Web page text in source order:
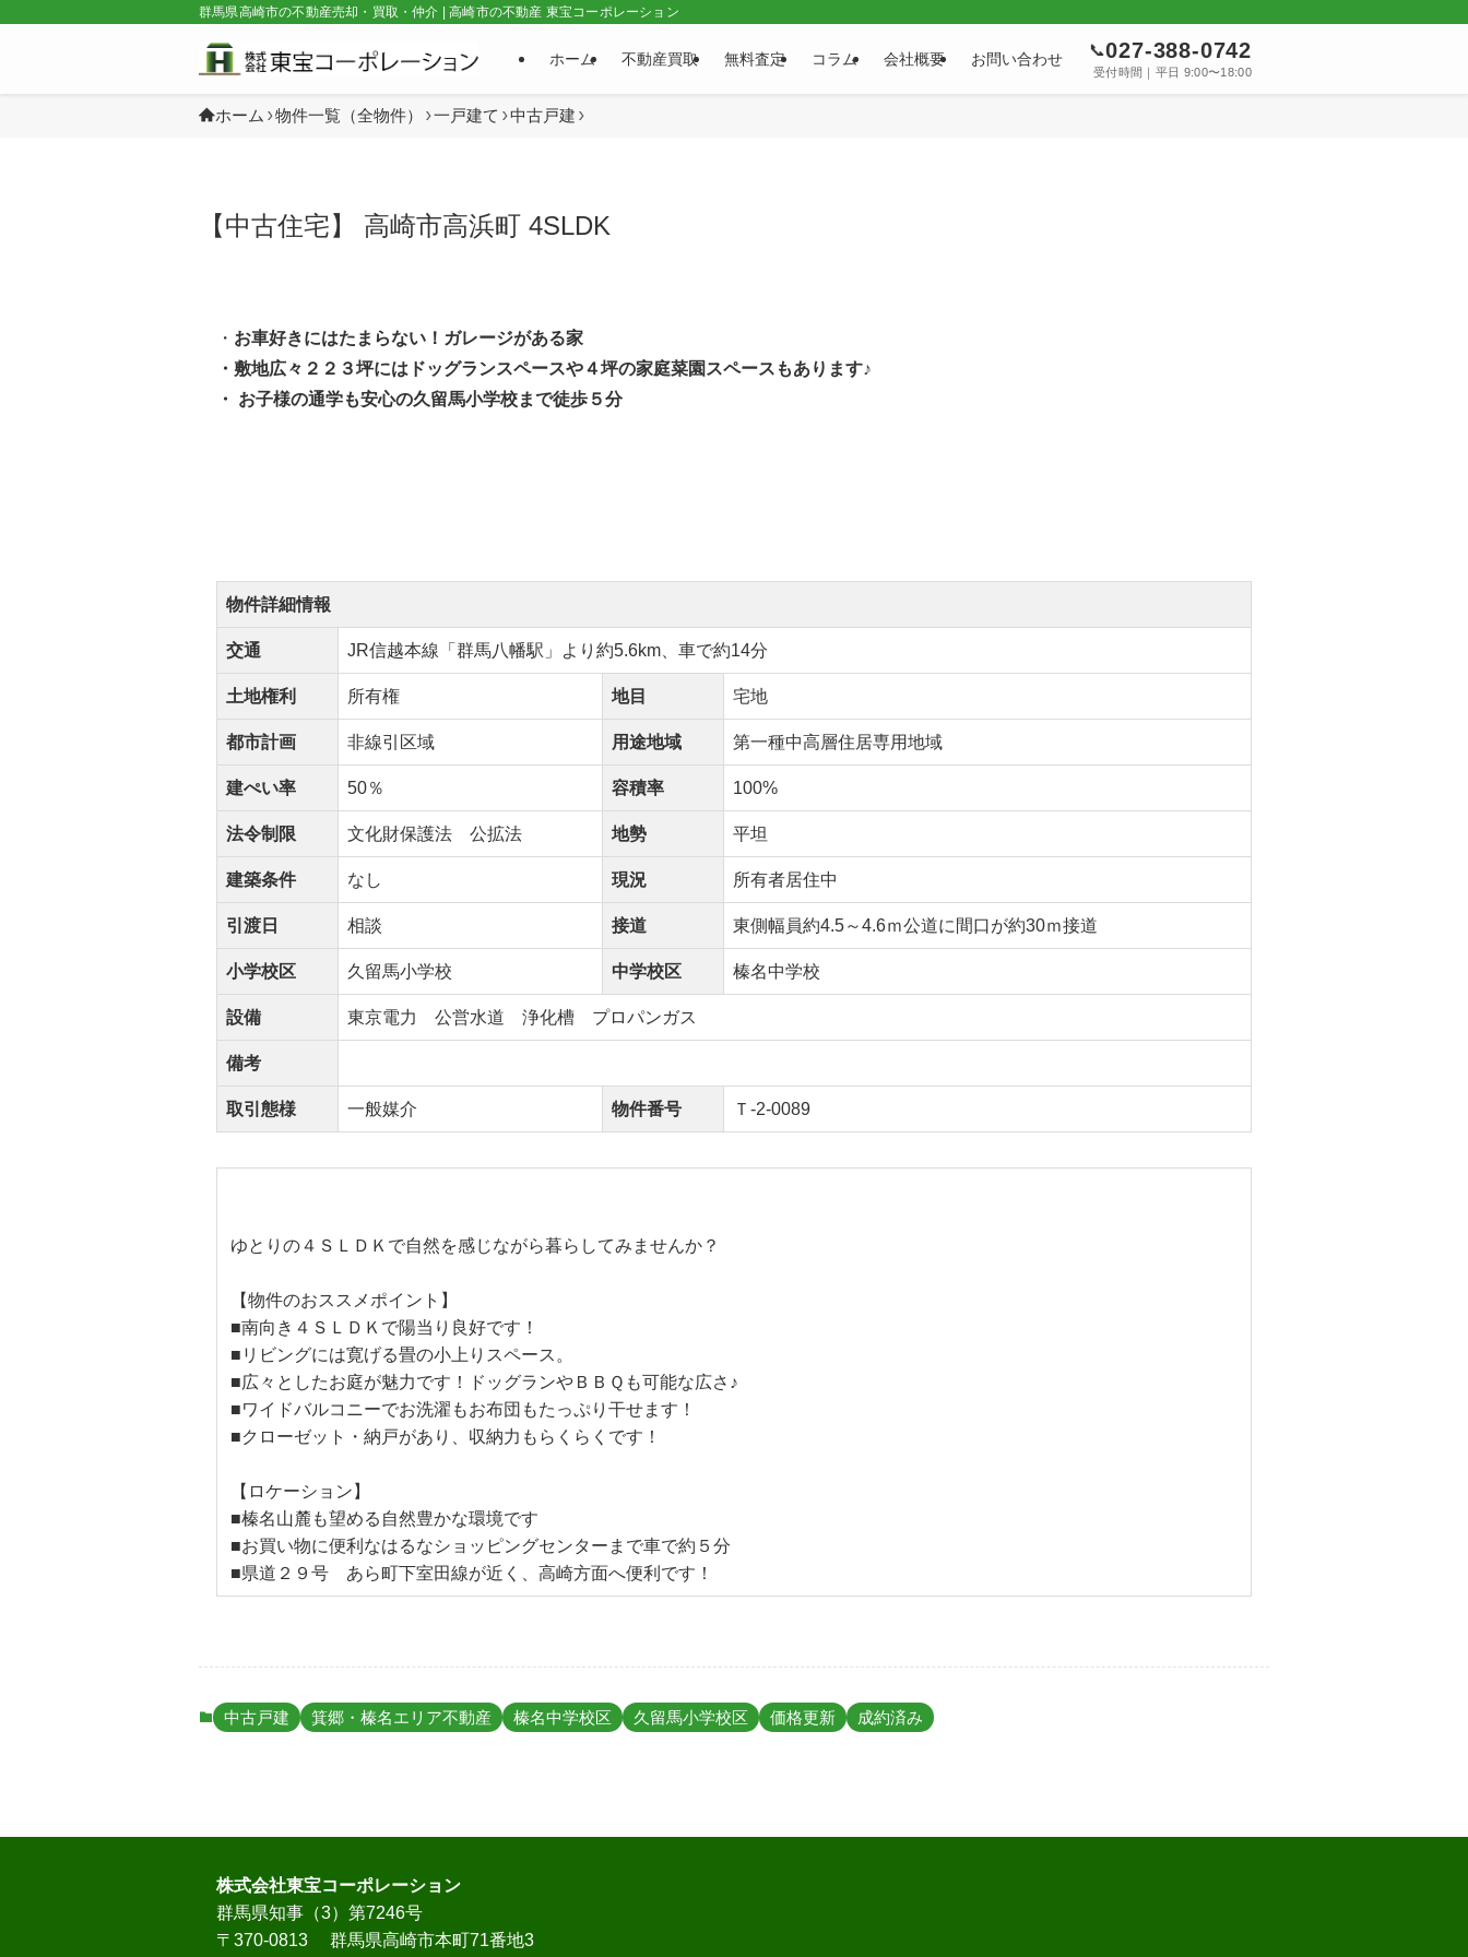
群馬県高崎市の不動産売却・買取・仲介 | 高崎市の不動産 東宝コーポレーション
ホーム 不動産買取 無料査定 コラム 会社概要 お問い合わせ 📞027-388-0742
受付時間｜平日 9:00〜18:00
ホーム 物件一覧（全物件） 一戸建て 中古戸建
【中古住宅】 高崎市高浜町 4SLDK
・ お車好きにはたまらない！ガレージがある家
・敷地広々２２３坪にはドッグランスペースや４坪の家庭菜園スペースもあります♪
・ お子様の通学も安心の久留馬小学校まで徒歩５分
物件詳細情報
交通 JR信越本線「群馬八幡駅」より約5.6km、車で約14分
土地権利 所有権 地目 宅地
都市計画 非線引区域 用途地域 第一種中高層住居専用地域
建ぺい率 50％ 容積率 100%
法令制限 文化財保護法 公拡法 地勢 平坦
建築条件 なし 現況 所有者居住中
引渡日 相談 接道 東側幅員約4.5～4.6ｍ公道に間口が約30ｍ接道
小学校区 久留馬小学校 中学校区 榛名中学校
設備 東京電力 公営水道 浄化槽 プロパンガス
備考
取引態様 一般媒介 物件番号 Ｔ‐2-0089
ゆとりの４ＳＬＤＫで自然を感じながら暮らしてみませんか？
【物件のおススメポイント】
■南向き４ＳＬＤＫで陽当り良好です！
■リビングには寛げる畳の小上りスペース。
■広々としたお庭が魅力です！ドッグランやＢＢＱも可能な広さ♪
■ワイドバルコニーでお洗濯もお布団もたっぷり干せます！
■クローゼット・納戸があり、収納力もらくらくです！
【ロケーション】
■榛名山麓も望める自然豊かな環境です
■お買い物に便利なはるなショッピングセンターまで車で約５分
■県道２９号 あら町下室田線が近く、高崎方面へ便利です！
中古戸建 箕郷・榛名エリア不動産 榛名中学校区 久留馬小学校区 価格更新 成約済み
株式会社東宝コーポレーション
群馬県知事（3）第7246号
〒370-0813 群馬県高崎市本町71番地3